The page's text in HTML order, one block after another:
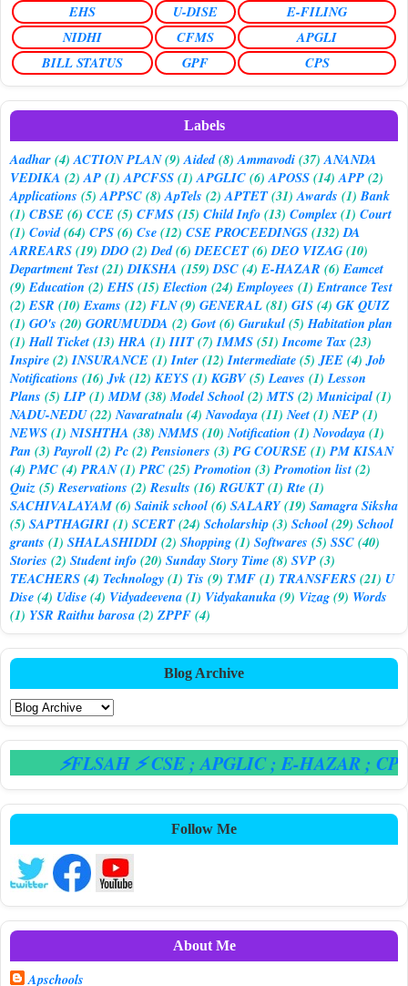
EHS
U-DISE
E-FILING
NIDHI
CFMS
APGLI
BILL STATUS
GPF CPS
Labels
Aadhar(4) ACTION PLAN(9) Aided(8) Ammavodi(37) ANANDA
VEDIKA (2) AP(1) APCFSS(1) APGLIC(6) APOSS(14) APP(2)
Applications (5) APPSC(8) ApTels (2) APTET(31) Awards (1) Bank
(1) CBSE(6) CCE(5) CFMS(15) Child Info(13) Complex(1) Court
(1) Covid(64) CPS(6) Cse(12) CSE PROCEEDINGS(132) DA
ARREARS(19) DDO(2) Ded(6) DEECET(6) DEO VIZAG(10)
Department Test(21) DIKSHA (159) DSC(4) E-HAZAR (6) Eamcet
(9) Education (2) EHS(15) Election (24) Employees (1) Entrance Test
(2) ESR (10) Exams (12) FLN(9) GENERAL(81) GIS(4) GK QUIZ
(1) GO's (20) GORUMUDDA (2) Govt(6) Gurukul(5) Habitation plan
(1) Hall Ticket(13) HRA (1) IIIT(7) IMMS(51) Income Tax(23)
Inspire(2) INSURANCE(1) Inter(12) Intermediate(5) JEE(4) Job
Notifications (16) Jvk(12) KEYS(1) KGBV(5) Leaves (1) Lesson
Plans (5) LIP(1) MDM(38) Model School(2) MTS(2) Municipal(1)
NADU-NEDU(22) Navaratnalu (4) Navodaya(11) Neet(1) NEP(1)
NEWS(1) NISHTHA (38) NMMS(10) Notification (1) Novodaya(1)
Pan (3) Payroll(2) Pc(2) Pensioners (3) PG COURSE(1) PM KISAN
(4) PMC(4) PRAN(1) PRC(25) Promotion (3) Promotion list(2)
Quiz(5) Reservations (2) Results (16) RGUKT(1) Rte(1)
SACHIVALAYAM(6) Sainik school(6) SALARY(19) Samagra Siksha
(5) SAPTHAGIRI(1) SCERT(24) Scholarship(3) School(29) School
grants (1) SHALASHIDDI(2) Shopping(1) Softwares (5) SSC(40)
Stories (2) Student info(20) Sunday Story Time(8) SVP(3)
TEACHERS(4) Technology(1) Tis (9) TMF(1) TRANSFERS(21) U
Dise(4) Udise(4) Vidyadeevena(1) Vidyakanuka(9) Vizag(9) Words
(1) YSR Raithu barosa(2) ZPPF(4)
Blog Archive
⚡FLSAH ⚡ CSE; APGLIC; E-HAZAR; CPS
Follow Me
About Me
Apschools